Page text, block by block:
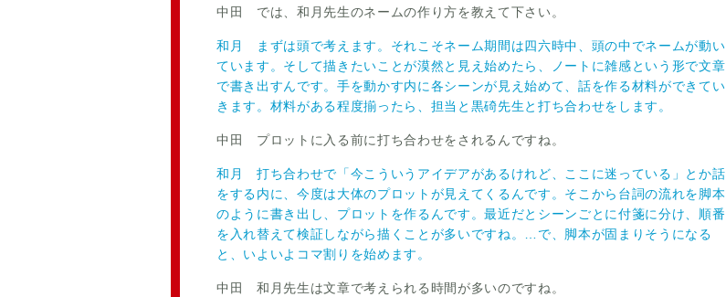
中田 では、和月先生のネームの作り方を教えて下さい。
和月 まずは頭で考えます。それこそネーム期間は四六時中、頭の中でネームが動い
ています。そして描きたいことが漠然と見え始めたら、ノートに雑感という形で文章
で書き出すんです。手を動かす内に各シーンが見え始めて、話を作る材料ができてい
きます。材料がある程度揃ったら、担当と黒碕先生と打ち合わせをします。
中田 プロットに入る前に打ち合わせをされるんですね。
和月 打ち合わせで「今こういうアイデアがあるけれど、ここに迷っている」とか話
をする内に、今度は大体のプロットが見えてくるんです。そこから台詞の流れを脚本
のように書き出し、プロットを作るんです。最近だとシーンごとに付箋に分け、順番
を入れ替えて検証しながら描くことが多いですね。…で、脚本が固まりそうになる
と、いよいよコマ割りを始めます。
中田 和月先生は文章で考えられる時間が多いのですね。